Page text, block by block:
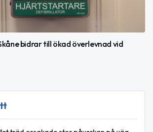
bidrar till ökad överlevnad vid